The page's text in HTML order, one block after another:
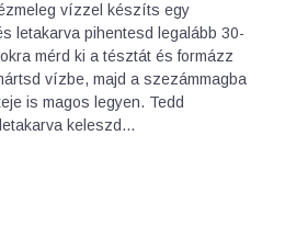
vízzel készíts egy
letakarva pihentesd legalább 30-
mérd ki a tésztát és formázz
vízbe, majd a szezámmagba
is magos legyen. Tedd
keleszd…